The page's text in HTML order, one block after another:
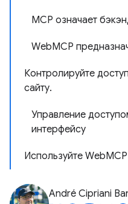
MCP означает
WebMCP
Контролируйте
сайту.
Управление
интерфейсу
Используйте
André Cipriani